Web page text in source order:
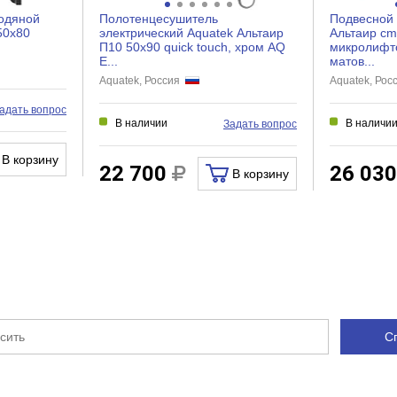
Нет
вопрос
В корзину
Полотенцесушитель
электрический Aquatek Альтаир
П10 50x90 quick touch, хром AQ
E...
Aquatek, Россия
В наличии Задать вопрос
22 700 В корзину
Подвесной
Альтаир
матов...
Aquatek,
В наличии
26